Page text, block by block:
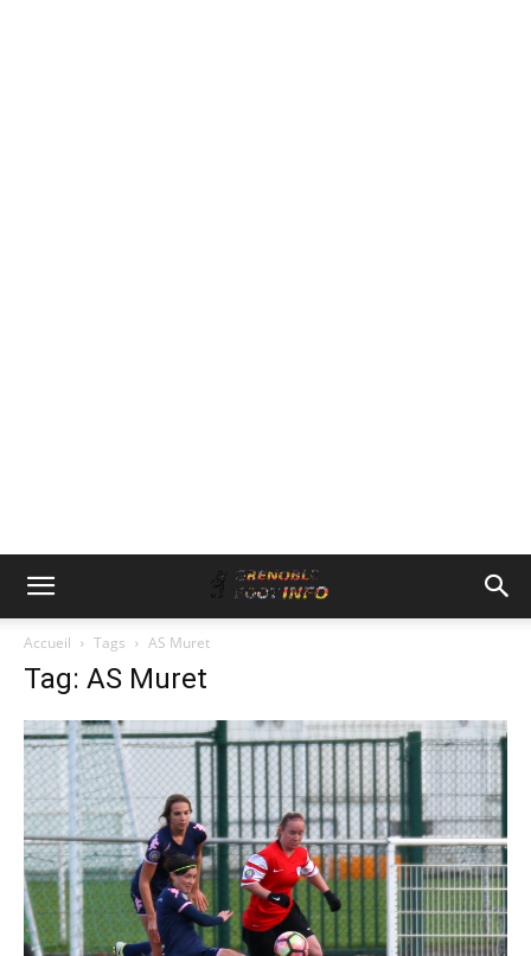
Accueil Tags AS Muret
Tag: AS Muret